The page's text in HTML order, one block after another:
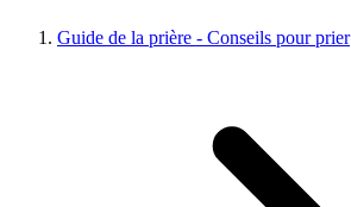
Guide de la prière - Conseils pour prier